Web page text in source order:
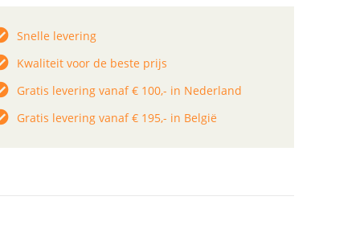
Snelle levering
Kwaliteit voor de beste prijs
Gratis levering vanaf € 100,- in Nederland
Gratis levering vanaf € 195,- in België